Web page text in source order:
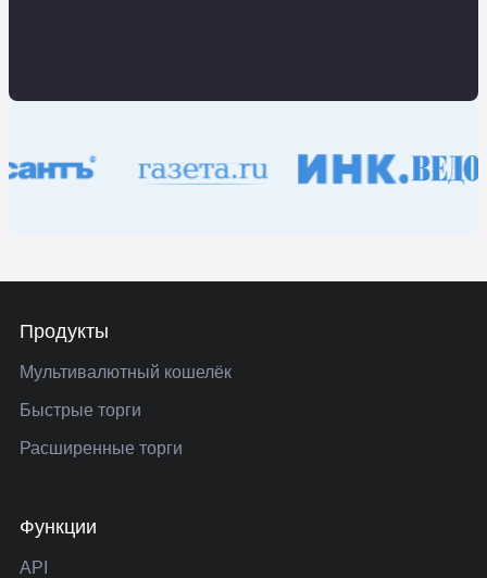
Продукты
Мультивалютный кошелёк
Быстрые торги
Расширенные торги
Функции
API